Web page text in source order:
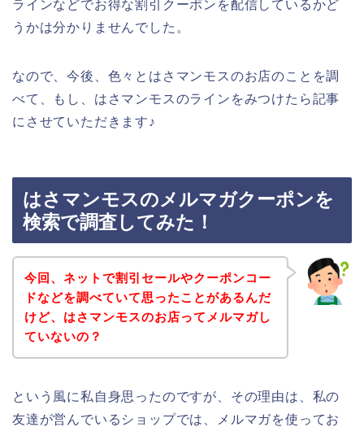
ラインなどでお得な割引クーポンを配信しているかど
うかは分かりませんでした。
なので、今後、色々とはさマンモスのお店のことを調
べて、もし、はさマンモスのラインをみつけたら記事
にさせていただきます♪
はさマンモスのメルマガクーポンを
検索で調査してみた！
今回、ネットで割引セールやクーポンコー
ドなどを調べていて思ったことがあるんだ
けど、はさマンモスのお店ってメルマガし
ていないの？
という風に私自身思ったのですが、その理由は、私の
友達が営んでいるショップでは、メルマガを使ってお